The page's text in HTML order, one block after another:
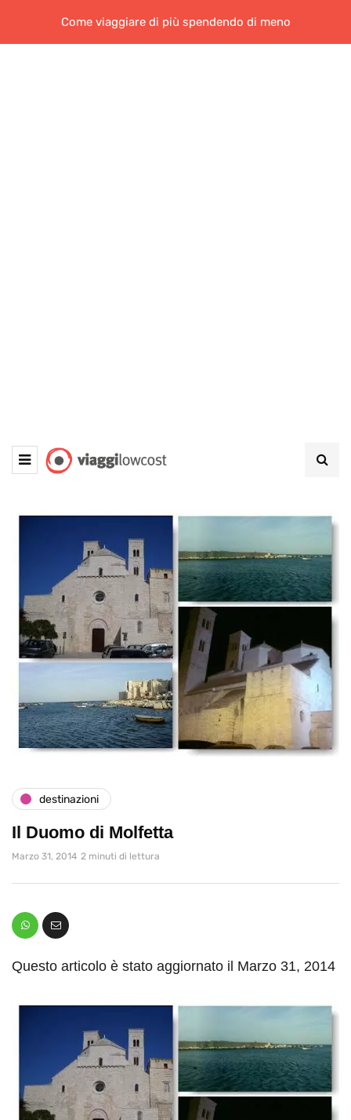
Come viaggiare di più spendendo di meno
destinazioni
Il Duomo di Molfetta
Marzo 31, 2014 2 minuti di lettura
Questo articolo è stato aggiornato il Marzo 31, 2014